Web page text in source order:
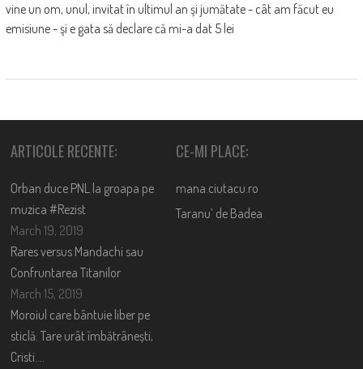
vine un om, unul, invitat în ultimul an şi jumătate - cât am făcut eu
emisiune - şi e gata să declare că mi-a dat 5 lei
ARTICOLE RECENTE:
Orban duce PNL la groapa pe
muzica #Rezist
March 19, 2019
Rares versus Mandachi sau
Confruntarea Titanilor
March 15, 2019
Moroiul care bântuie liber pe
sticlă. Tare urât îmbătrânești,
Cristi….
CE-MI PLACE:
mana.ciutacu.ro
Taranu’ de Badea